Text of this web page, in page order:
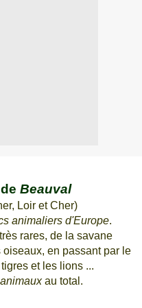
Beauval
Loir et Cher)
animaliers d'Europe.
rares, de la savane
en passant par le
et les lions ...
au total.